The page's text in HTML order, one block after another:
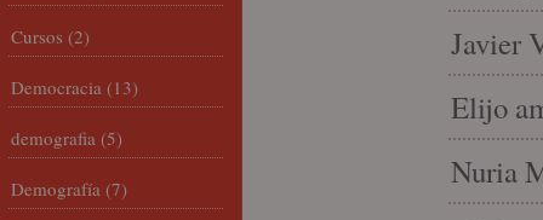
Javier
Elijo
Nuria
Cursos (2)
Democracia (13)
demografia (5)
Demografía (7)